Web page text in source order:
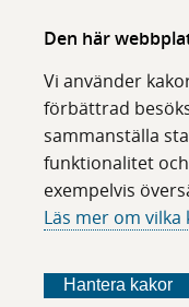
Den här
Vi använder
förbättrad
sammanställa
funktionalitet
exempelvis
Läs mer om
Hantera kakor
Om karolinska.se
Tillgänglighet
Om cookies
Följ oss i sociala
ö
l
ö
l
ö
l